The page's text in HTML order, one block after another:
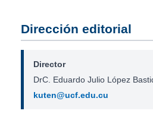
Dirección editorial
Director
DrC. Eduardo Julio López
kuten@ucf.edu.cu